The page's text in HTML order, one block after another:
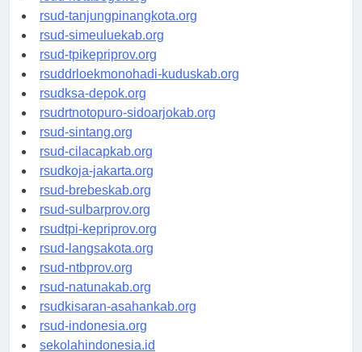
rsud-kotabogor.org
rsud-tanjungpinangkota.org
rsud-simeuluekab.org
rsud-tpikepriprov.org
rsuddrloekmonohadi-kuduskab.org
rsudksa-depok.org
rsudrtnotopuro-sidoarjokab.org
rsud-sintang.org
rsud-cilacapkab.org
rsudkoja-jakarta.org
rsud-brebeskab.org
rsud-sulbarprov.org
rsudtpi-kepriprov.org
rsud-langsakota.org
rsud-ntbprov.org
rsud-natunakab.org
rsudkisaran-asahankab.org
rsud-indonesia.org